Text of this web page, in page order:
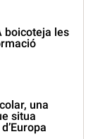
boicoteja les
una
situa